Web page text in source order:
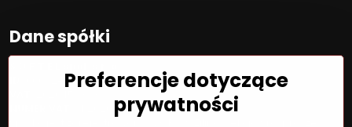
Dane spółki
00692468
SK202045333
Preferencje dotyczące
prywatności